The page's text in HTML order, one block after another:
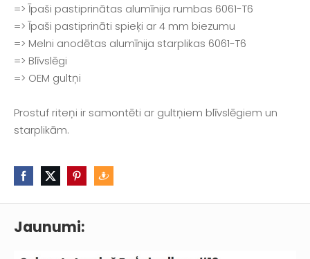
Jaunumi:
=> Īpaši pastiprinātas alumīnija rumbas 6061-T6
=> Īpaši pastiprināti spieķi ar 4 mm biezumu
=> Melni anodētas alumīnija starplikas 6061-T6
=> Blīvslēgi
=> OEM gultņi
Prostuf riteņi ir samontēti ar gultņiem blīvslēgiem un
starplikām.